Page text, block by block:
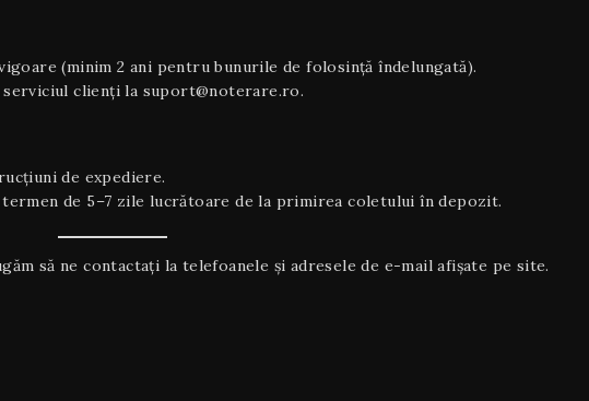
(minim 2 ani pentru bunurile de folosință îndelungată).
clienți la suport@noterare.ro.
de expediere.
de 5–7 zile lucrătoare de la primirea coletului în depozit.
să ne contactați la telefoanele și adresele de e-mail afișate pe site.